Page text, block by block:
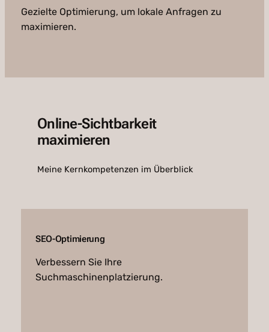
Gezielte Optimierung, um lokale Anfragen zu
maximieren.
Online-Sichtbarkeit
maximieren
Meine Kernkompetenzen im Überblick
SEO-Optimierung
Verbessern Sie Ihre
Suchmaschinenplatzierung.